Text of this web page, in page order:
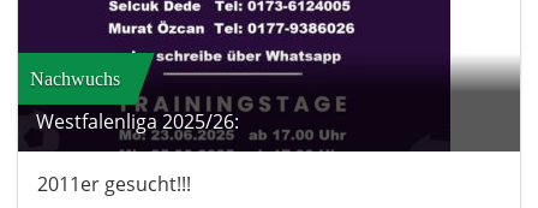
Nachwuchs
Westfalenliga 2025/26:
2011er gesucht!!!